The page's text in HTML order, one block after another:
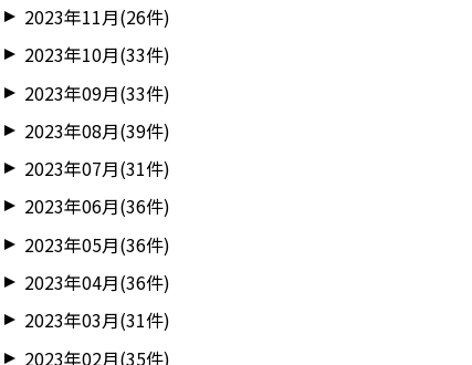
2023年11月(26件)
2023年10月(33件)
2023年09月(33件)
2023年08月(39件)
2023年07月(31件)
2023年06月(36件)
2023年05月(36件)
2023年04月(36件)
2023年03月(31件)
2023年02月(35件)